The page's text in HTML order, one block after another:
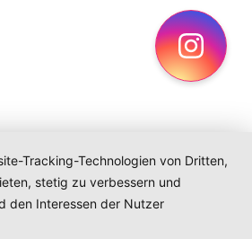
Tracking-Technologien von Dritten,
stetig zu verbessern und
den Interessen der Nutzer